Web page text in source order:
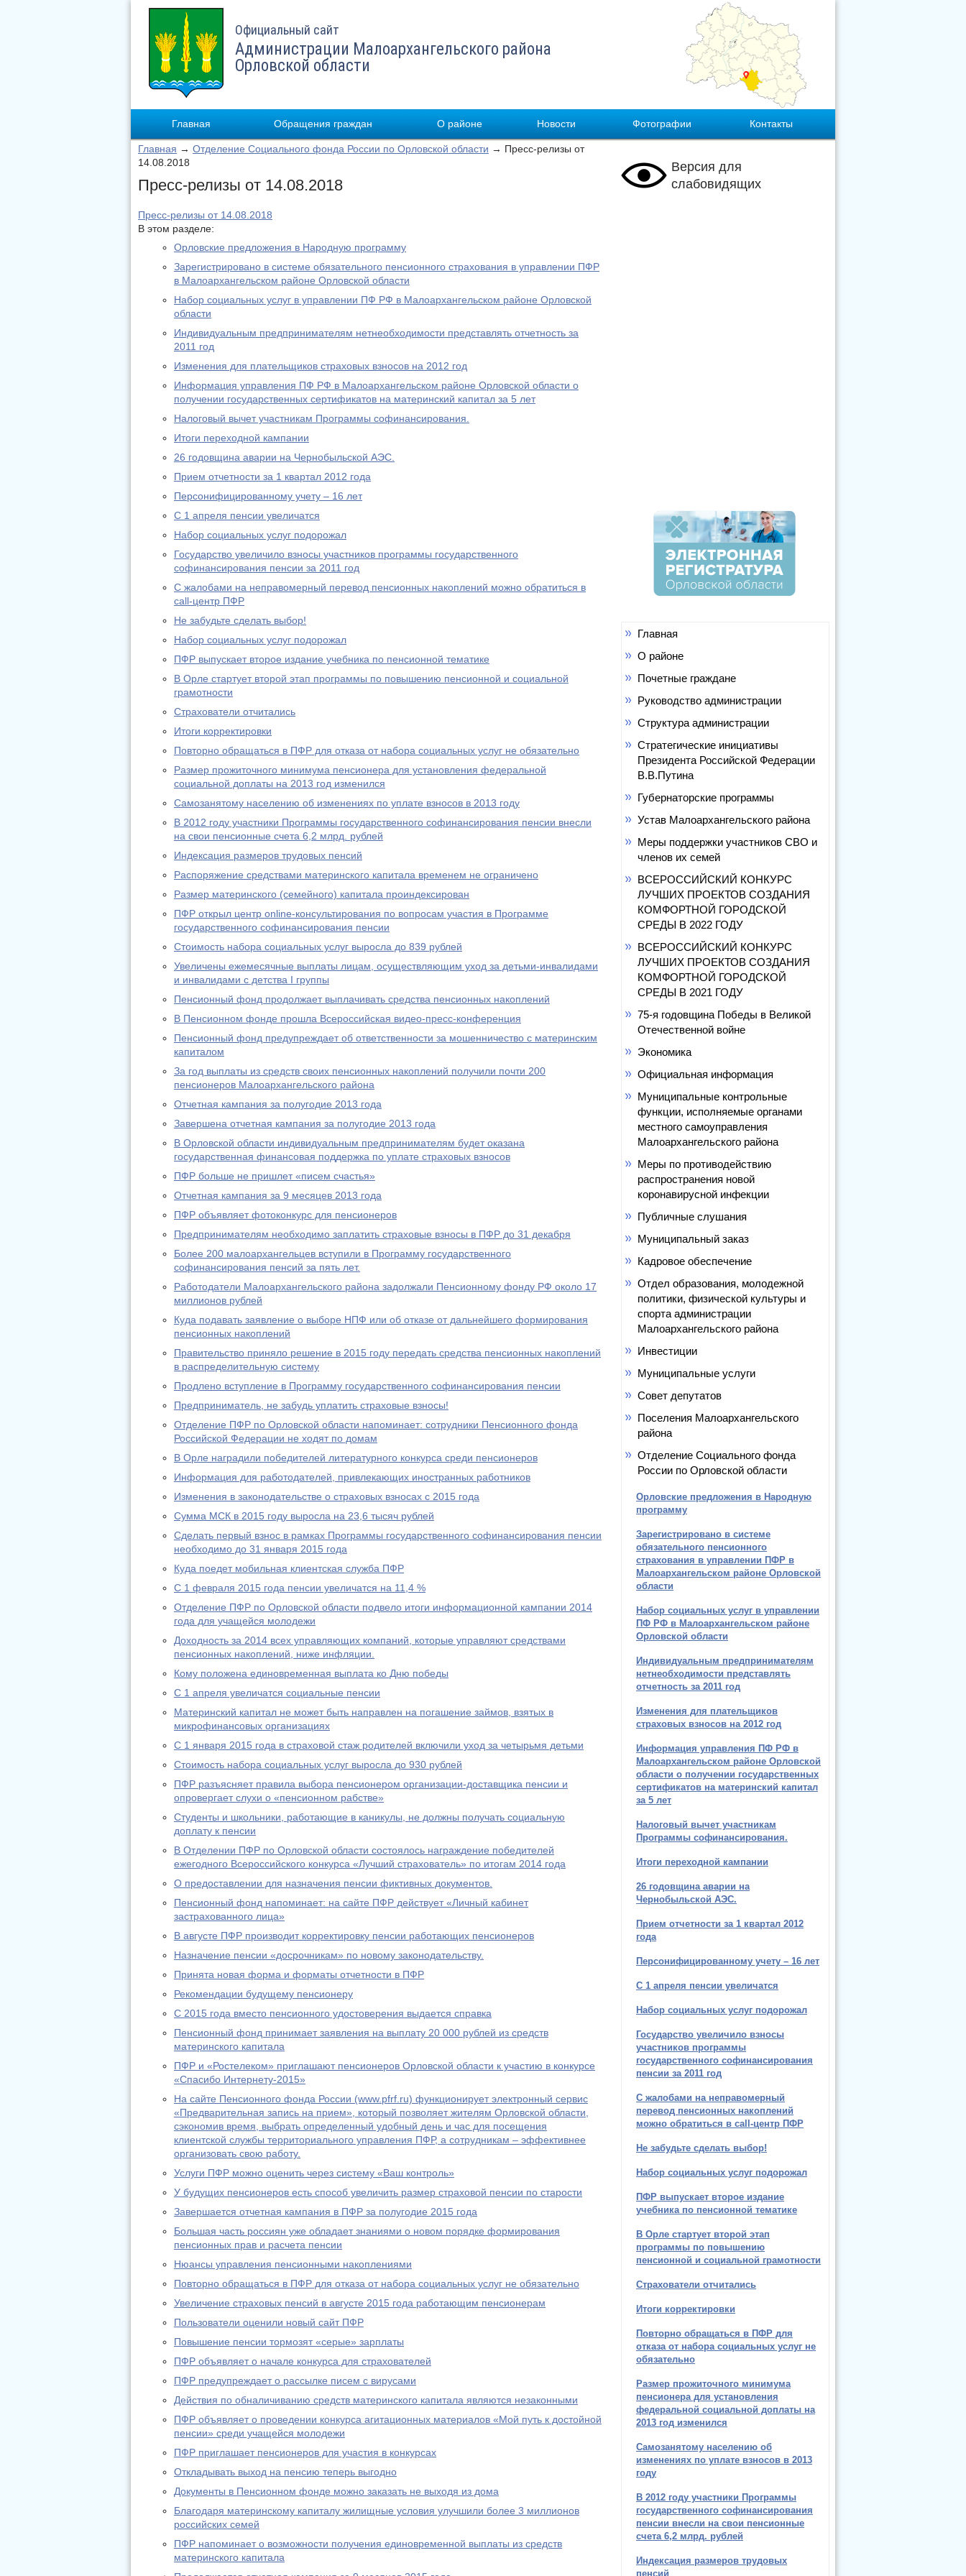
Официальный сайт
Администрации Малоархангельского района
Орловской области
Главная Обращения граждан О районе Новости Фотографии Контакты
Главная → Отделение Социального фонда России по Орловской области → Пресс-релизы от
14.08.2018
Пресс-релизы от 14.08.2018
Пресс-релизы от 14.08.2018
В этом разделе:
Орловские предложения в Народную программу
Зарегистрировано в системе обязательного пенсионного страхования в управлении ПФР
в Малоархангельском районе Орловской области
Набор социальных услуг в управлении ПФ РФ в Малоархангельском районе Орловской
области
Индивидуальным предпринимателям нетнеобходимости представлять отчетность за
2011 год
Изменения для плательщиков страховых взносов на 2012 год
Информация управления ПФ РФ в Малоархангельском районе Орловской области о
получении государственных сертификатов на материнский капитал за 5 лет
Налоговый вычет участникам Программы софинансирования.
Итоги переходной кампании
26 годовщина аварии на Чернобыльской АЭС.
Прием отчетности за 1 квартал 2012 года
Персонифицированному учету – 16 лет
С 1 апреля пенсии увеличатся
Набор социальных услуг подорожал
Государство увеличило взносы участников программы государственного
софинансирования пенсии за 2011 год
С жалобами на неправомерный перевод пенсионных накоплений можно обратиться в
call-центр ПФР
Не забудьте сделать выбор!
Набор социальных услуг подорожал
ПФР выпускает второе издание учебника по пенсионной тематике
В Орле стартует второй этап программы по повышению пенсионной и социальной
грамотности
Страхователи отчитались
Итоги корректировки
Повторно обращаться в ПФР для отказа от набора социальных услуг не обязательно
Размер прожиточного минимума пенсионера для установления федеральной
социальной доплаты на 2013 год изменился
Самозанятому населению об изменениях по уплате взносов в 2013 году
В 2012 году участники Программы государственного софинансирования пенсии внесли
на свои пенсионные счета 6,2 млрд. рублей
Индексация размеров трудовых пенсий
Распоряжение средствами материнского капитала временем не ограничено
Размер материнского (семейного) капитала проиндексирован
ПФР открыл центр online-консультирования по вопросам участия в Программе
государственного софинансирования пенсии
Стоимость набора социальных услуг выросла до 839 рублей
Увеличены ежемесячные выплаты лицам, осуществляющим уход за детьми-инвалидами
и инвалидами с детства I группы
Пенсионный фонд продолжает выплачивать средства пенсионных накоплений
В Пенсионном фонде прошла Всероссийская видео-пресс-конференция
Пенсионный фонд предупреждает об ответственности за мошенничество с материнским
капиталом
За год выплаты из средств своих пенсионных накоплений получили почти 200
пенсионеров Малоархангельского района
Отчетная кампания за полугодие 2013 года
Завершена отчетная кампания за полугодие 2013 года
В Орловской области индивидуальным предпринимателям будет оказана
государственная финансовая поддержка по уплате страховых взносов
ПФР больше не пришлет «писем счастья»
Отчетная кампания за 9 месяцев 2013 года
ПФР объявляет фотоконкурс для пенсионеров
Предпринимателям необходимо заплатить страховые взносы в ПФР до 31 декабря
Более 200 малоархангельцев вступили в Программу государственного
софинансирования пенсий за пять лет.
Работодатели Малоархангельского района задолжали Пенсионному фонду РФ около 17
миллионов рублей
Куда подавать заявление о выборе НПФ или об отказе от дальнейшего формирования
пенсионных накоплений
Правительство приняло решение в 2015 году передать средства пенсионных накоплений
в распределительную систему
Продлено вступление в Программу государственного софинансирования пенсии
Предприниматель, не забудь уплатить страховые взносы!
Отделение ПФР по Орловской области напоминает: сотрудники Пенсионного фонда
Российской Федерации не ходят по домам
В Орле наградили победителей литературного конкурса среди пенсионеров
Информация для работодателей, привлекающих иностранных работников
Изменения в законодательстве о страховых взносах с 2015 года
Сумма МСК в 2015 году выросла на 23,6 тысяч рублей
Сделать первый взнос в рамках Программы государственного софинансирования пенсии
необходимо до 31 января 2015 года
Куда поедет мобильная клиентская служба ПФР
С 1 февраля 2015 года пенсии увеличатся на 11,4 %
Отделение ПФР по Орловской области подвело итоги информационной кампании 2014
года для учащейся молодежи
Доходность за 2014 всех управляющих компаний, которые управляют средствами
пенсионных накоплений, ниже инфляции.
Кому положена единовременная выплата ко Дню победы
С 1 апреля увеличатся социальные пенсии
Материнский капитал не может быть направлен на погашение займов, взятых в
микрофинансовых организациях
С 1 января 2015 года в страховой стаж родителей включили уход за четырьмя детьми
Стоимость набора социальных услуг выросла до 930 рублей
ПФР разъясняет правила выбора пенсионером организации-доставщика пенсии и
опровергает слухи о «пенсионном рабстве»
Студенты и школьники, работающие в каникулы, не должны получать социальную
доплату к пенсии
В Отделении ПФР по Орловской области состоялось награждение победителей
ежегодного Всероссийского конкурса «Лучший страхователь» по итогам 2014 года
О предоставлении для назначения пенсии фиктивных документов.
Пенсионный фонд напоминает: на сайте ПФР действует «Личный кабинет
застрахованного лица»
В августе ПФР производит корректировку пенсии работающих пенсионеров
Назначение пенсии «досрочникам» по новому законодательству.
Принята новая форма и форматы отчетности в ПФР
Рекомендации будущему пенсионеру
С 2015 года вместо пенсионного удостоверения выдается справка
Пенсионный фонд принимает заявления на выплату 20 000 рублей из средств
материнского капитала
ПФР и «Ростелеком» приглашают пенсионеров Орловской области к участию в конкурсе
«Спасибо Интернету-2015»
На сайте Пенсионного фонда России (www.pfrf.ru) функционирует электронный сервис
«Предварительная запись на прием», который позволяет жителям Орловской области,
сэкономив время, выбрать определенный удобный день и час для посещения
клиентской службы территориального управления ПФР, а сотрудникам – эффективнее
организовать свою работу.
Услуги ПФР можно оценить через систему «Ваш контроль»
У будущих пенсионеров есть способ увеличить размер страховой пенсии по старости
Завершается отчетная кампания в ПФР за полугодие 2015 года
Большая часть россиян уже обладает знаниями о новом порядке формирования
пенсионных прав и расчета пенсии
Нюансы управления пенсионными накоплениями
Повторно обращаться в ПФР для отказа от набора социальных услуг не обязательно
Увеличение страховых пенсий в августе 2015 года работающим пенсионерам
Пользователи оценили новый сайт ПФР
Повышение пенсии тормозят «серые» зарплаты
ПФР объявляет о начале конкурса для страхователей
ПФР предупреждает о рассылке писем с вирусами
Действия по обналичиванию средств материнского капитала являются незаконными
ПФР объявляет о проведении конкурса агитационных материалов «Мой путь к достойной
пенсии» среди учащейся молодежи
ПФР приглашает пенсионеров для участия в конкурсах
Откладывать выход на пенсию теперь выгодно
Документы в Пенсионном фонде можно заказать не выходя из дома
Благодаря материнскому капиталу жилищные условия улучшили более 3 миллионов
российских семей
ПФР напоминает о возможности получения единовременной выплаты из средств
материнского капитала
Версия для
слабовидящих
Главная
О районе
Почетные граждане
Руководство администрации
Структура администрации
Стратегические инициативы
Президента Российской Федерации
В.В.Путина
Губернаторские программы
Устав Малоархангельского района
Меры поддержки участников СВО и
членов их семей
ВСЕРОССИЙСКИЙ КОНКУРС
ЛУЧШИХ ПРОЕКТОВ СОЗДАНИЯ
КОМФОРТНОЙ ГОРОДСКОЙ
СРЕДЫ В 2022 ГОДУ
ВСЕРОССИЙСКИЙ КОНКУРС
ЛУЧШИХ ПРОЕКТОВ СОЗДАНИЯ
КОМФОРТНОЙ ГОРОДСКОЙ
СРЕДЫ В 2021 ГОДУ
75-я годовщина Победы в Великой
Отечественной войне
Экономика
Официальная информация
Муниципальные контрольные
функции, исполняемые органами
местного самоуправления
Малоархангельского района
Меры по противодействию
распространения новой
коронавирусной инфекции
Публичные слушания
Муниципальный заказ
Кадровое обеспечение
Отдел образования, молодежной
политики, физической культуры и
спорта администрации
Малоархангельского района
Инвестиции
Муниципальные услуги
Совет депутатов
Поселения Малоархангельского
района
Отделение Социального фонда
России по Орловской области
Орловские предложения в Народную
программу
Зарегистрировано в системе
обязательного пенсионного
страхования в управлении ПФР в
Малоархангельском районе Орловской
области
Набор социальных услуг в управлении
ПФ РФ в Малоархангельском районе
Орловской области
Индивидуальным предпринимателям
нетнеобходимости представлять
отчетность за 2011 год
Изменения для плательщиков
страховых взносов на 2012 год
Информация управления ПФ РФ в
Малоархангельском районе Орловской
области о получении государственных
сертификатов на материнский капитал
за 5 лет
Налоговый вычет участникам
Программы софинансирования.
Итоги переходной кампании
26 годовщина аварии на
Чернобыльской АЭС.
Прием отчетности за 1 квартал 2012
года
Персонифицированному учету – 16 лет
С 1 апреля пенсии увеличатся
Набор социальных услуг подорожал
Государство увеличило взносы
участников программы
государственного софинансирования
пенсии за 2011 год
С жалобами на неправомерный
перевод пенсионных накоплений
можно обратиться в call-центр ПФР
Не забудьте сделать выбор!
Набор социальных услуг подорожал
ПФР выпускает второе издание
учебника по пенсионной тематике
В Орле стартует второй этап
программы по повышению
пенсионной и социальной грамотности
Страхователи отчитались
Итоги корректировки
Повторно обращаться в ПФР для
отказа от набора социальных услуг не
обязательно
Размер прожиточного минимума
пенсионера для установления
федеральной социальной доплаты на
2013 год изменился
Самозанятому населению об
изменениях по уплате взносов в 2013
году
В 2012 году участники Программы
государственного софинансирования
пенсии внесли на свои пенсионные
счета 6,2 млрд. рублей
Индексация размеров трудовых
пенсий